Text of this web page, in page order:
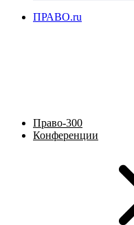
ПРАВО.ru
Право-300
Конференции